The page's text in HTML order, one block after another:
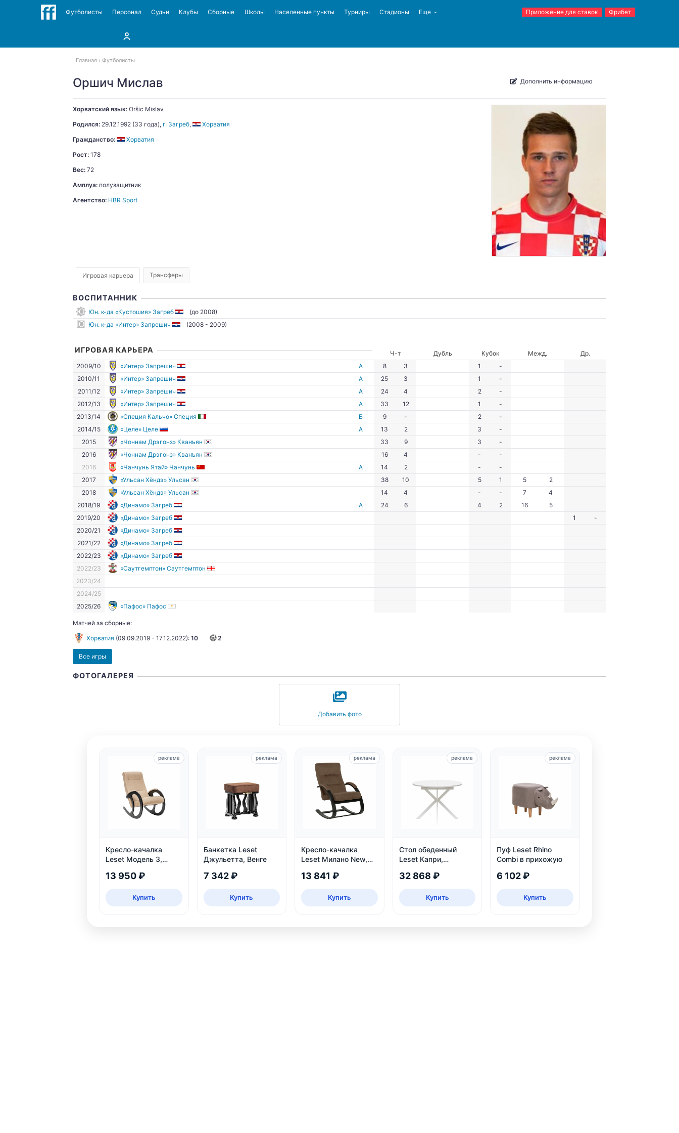
Футболисты Персонал Судьи Клубы Сборные Школы Населенные пункты Турниры Стадионы Еще Приложение для ставок Фрибет
Главная Футболисты
Оршич Мислав Дополнить информацию
Хорватский язык: Oršic Mislav
Родился: 29.12.1992 (33 года), г. Загреб,
Хорватия
Гражданство:
Хорватия
Рост: 178
Вес: 72
Амплуа: полузащитник
Агентство: HBR Sport
Игровая карьера Трансферы
ВОСПИТАННИК
Юн. к-да «Кустошия» Загреб
(до 2008)
Юн. к-да «Интер» Запрешич
(2008 - 2009)
ИГРОВАЯ КАРЬЕРА Ч-т Дубль Кубок Межд.
Др.
2009/10
«Интер» Запрешич А 8 3 1
-
2010/11
«Интер» Запрешич А 25 3 1
-
2011/12
«Интер» Запрешич А 24 4 2
-
2012/13
«Интер» Запрешич А 33 12 1
-
2013/14
«Специя Кальчо» Специя Б 9 - 2
-
2014/15
«Целе» Целе А 13 2 3
-
2015
«Чоннам Дрэгонз» Кванъян 33 9 3
-
2016
«Чоннам Дрэгонз» Кванъян 16 4 -
-
2016
«Чанчунь Ятай» Чанчунь А 14 2 -
-
2017
«Ульсан Хёндэ» Ульсан 38 10 5 1 5
2
2018
«Ульсан Хёндэ» Ульсан 14 4 - - 7
4
2018/19
«Динамо» Загреб А 24 6 4 2 16
5
2019/20
«Динамо» Загреб 1
-
2020/21
«Динамо» Загреб
2021/22
«Динамо» Загреб
2022/23
«Динамо» Загреб
2022/23
«Саутгемптон» Саутгемптон
2023/24
2024/25
2025/26
«Пафос» Пафос
Матчей за сборные:
Хорватия (09.09.2019 - 17.12.2022): 10 2
Все игры
ФОТОГАЛЕРЕЯ
Добавить фото
Кресло-качалка
Leset Модель 3,
13 950 ₽
Купить
реклама
Банкетка Leset
Джульетта, Венге
7 342 ₽
Купить
реклама
Кресло-качалка
Leset Милано New,
13 841 ₽
Купить
реклама
Стол обеденный
Leset Капри,
32 868 ₽
Купить
реклама
Пуф Leset Rhino
Combi в прихожую
6 102 ₽
Купить
реклама